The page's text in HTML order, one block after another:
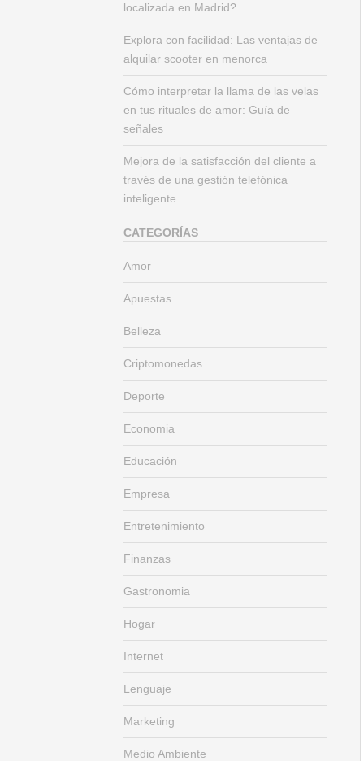
localizada en Madrid?
Explora con facilidad: Las ventajas de
alquilar scooter en menorca
Cómo interpretar la llama de las velas
en tus rituales de amor: Guía de
señales
Mejora de la satisfacción del cliente a
través de una gestión telefónica
inteligente
CATEGORÍAS
Amor
Apuestas
Belleza
Criptomonedas
Deporte
Economia
Educación
Empresa
Entretenimiento
Finanzas
Gastronomia
Hogar
Internet
Lenguaje
Marketing
Medio Ambiente